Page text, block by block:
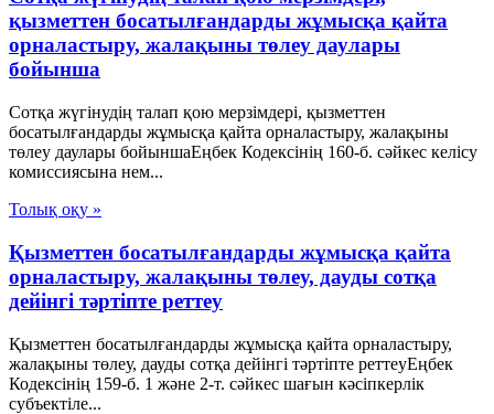
қызметтен босатылғандарды жұмысқа қайта
орналастыру, жалақыны төлеу даулары
бойынша
Сотқа жүгінудің талап қою мерзімдері, қызметтен
босатылғандарды жұмысқа қайта орналастыру, жалақыны
төлеу даулары бойыншаЕңбек Кодексінің 160-б. сәйкес келісу
комиссиясына нем...
Толық оқу »
Қызметтен босатылғандарды жұмысқа қайта
орналастыру, жалақыны төлеу, дауды сотқа
дейінгі тәртіпте реттеу
Қызметтен босатылғандарды жұмысқа қайта орналастыру,
жалақыны төлеу, дауды сотқа дейінгі тәртіпте реттеуЕңбек
Кодексінің 159-б. 1 және 2-т. сәйкес шағын кәсіпкерлік
субъектіле...